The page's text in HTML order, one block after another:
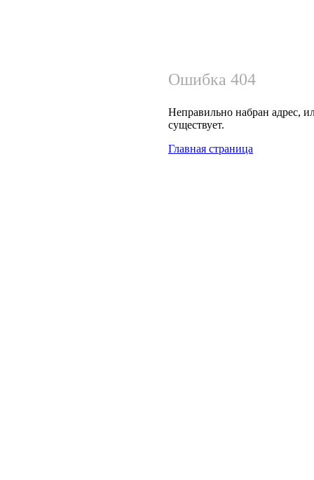
Ошибка 404
Неправильно набран адрес,
существует.
Главная страница